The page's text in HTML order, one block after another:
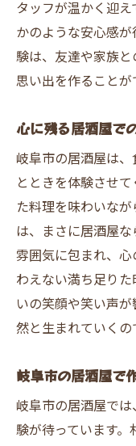
タッフが温かく迎
かのような安心感
験は、友達や家族
思い出を作ることが
心に残る居酒屋で
岐阜市の居酒屋は
とときを体験させ
た料理を味わいな
は、まさに居酒屋
雰囲気に包まれ、
わえない満ち足り
いの笑顔や笑い声
然と生まれていくの
岐阜市の居酒屋で
岐阜市の居酒屋で
験が待っています。